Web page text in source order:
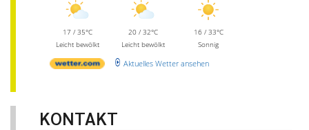
17 / 35°C
Leicht bewölkt
20 / 32°C
Leicht bewölkt
16 / 33°C
Sonnig
Aktuelles Wetter ansehen
KONTAKT